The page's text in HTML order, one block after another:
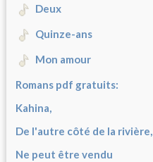
Deux
Quinze-ans
Mon amour
Romans pdf gratuits:
Kahina,
De l'autre côté de la rivière,
Ne peut être vendu